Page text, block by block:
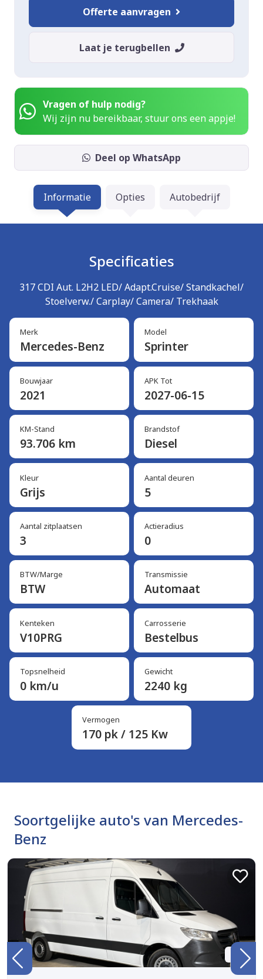
Offerte aanvragen
Laat je terugbellen
Vragen of hulp nodig?
Wij zijn nu bereikbaar, stuur ons een appje!
Deel op WhatsApp
Informatie Opties Autobedrijf
Specificaties
317 CDI Aut. L2H2 LED/ Adapt.Cruise/ Standkachel/
Stoelverw./ Carplay/ Camera/ Trekhaak
Merk
Mercedes-Benz
Model
Sprinter
Bouwjaar
2021
APK Tot
2027-06-15
KM-Stand
93.706 km
Brandstof
Diesel
Kleur
Grijs
Aantal deuren
5
Aantal zitplaatsen
3
Actieradius
0
BTW/Marge
BTW
Transmissie
Automaat
Kenteken
V10PRG
Carrosserie
Bestelbus
Topsnelheid
0 km/u
Gewicht
2240 kg
Vermogen
170 pk / 125 Kw
Soortgelijke auto's van Mercedes-
Benz
BTW